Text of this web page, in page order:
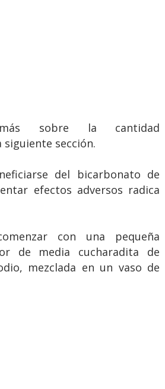
más sobre la cantidad
siguiente sección.
del bicarbonato de
efectos adversos radica
con una pequeña
de media cucharadita de
mezclada en un vaso de